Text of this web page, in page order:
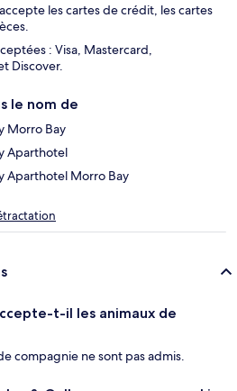
les cartes de crédit, les cartes
: Visa, Mastercard,
Discover.
le nom de
Morro Bay
Aparthotel
Aparthotel Morro Bay
t-il les animaux de
compagnie ne sont pas admis.